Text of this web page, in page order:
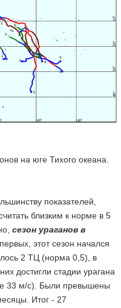
на юге Тихого океана.
показателей,
близким к норме в 5
сезон ураганов в
этот сезон начался
2 ТЦ (норма 0,5), в
достигли стадии урагана
33 м/с). Были превышены
Итог - 27